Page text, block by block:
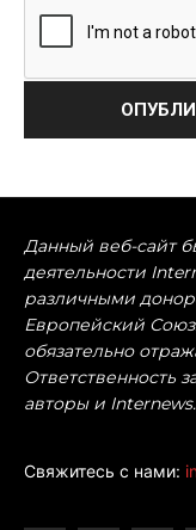
Данный веб-сайт
деятельности
различными
Европейский
обязательно
Ответственность
авторы и Internews.
Свяжитесь с нами: